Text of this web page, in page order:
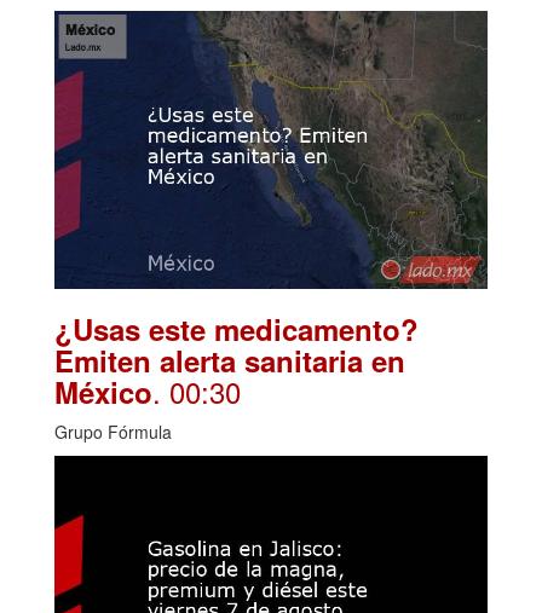
¿Usas este medicamento?
Emiten alerta sanitaria en
México. 00:30
Grupo Fórmula